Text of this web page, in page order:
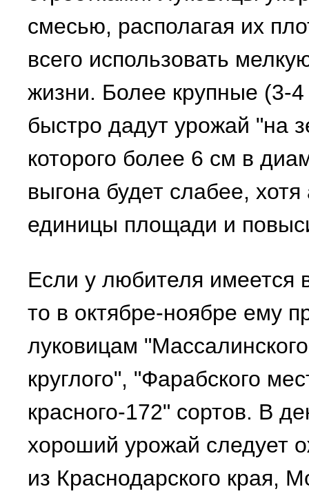
смесью, располагая их
всего использовать
жизни. Более крупные (3-
быстро дадут урожай "на
которого более 6 см в
выгона будет слабее,
единицы площади и
Если у любителя имеется
то в октябре-ноябре ему
луковицам
круглого", "Фарабского
красного-172" сортов. В
хороший урожай следует
из Краснодарского края,